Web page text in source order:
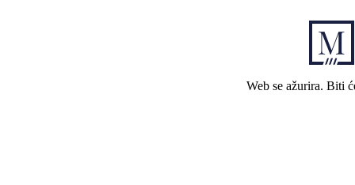
Web se ažurira. Biti